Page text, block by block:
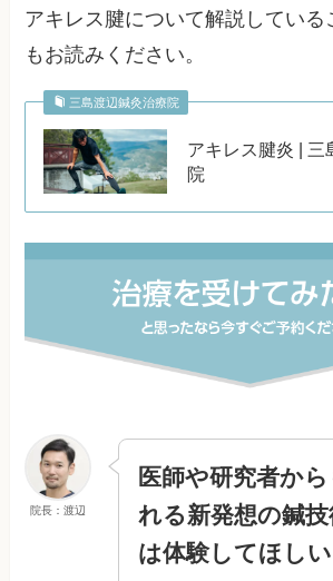
アキレス腱について解説している
もお読みください。
三島渡辺鍼灸治療院
アキレス腱炎 | 三
院
院長：渡辺
医師や研究者か
れる新発想の鍼技
は体験してほし